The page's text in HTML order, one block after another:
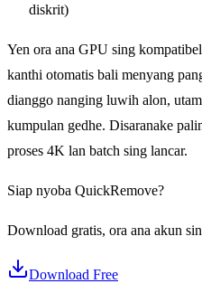
diskrit)
Yen ora ana GPU sing
kanthi otomatis bali menyang
dianggo nanging luwih alon,
kumpulan gedhe. Disaranake
proses 4K lan batch sing lancar.
Siap nyoba QuickRemove?
Download gratis, ora ana akun
Download Free